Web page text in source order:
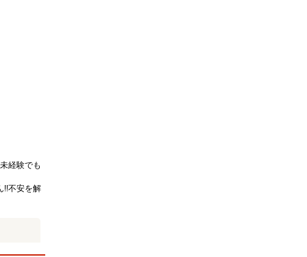
経験でも
!!不安を解